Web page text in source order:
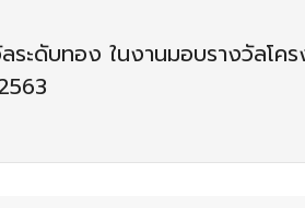
ระดับทอง ในงานมอบรางวัลโค